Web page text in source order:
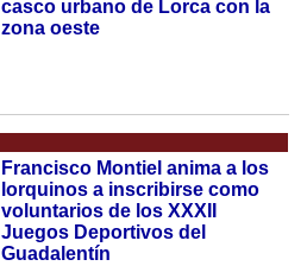
casco urbano de Lorca con la
zona oeste
Francisco Montiel anima a los
lorquinos a inscribirse como
voluntarios de los XXXII
Juegos Deportivos del
Guadalentín